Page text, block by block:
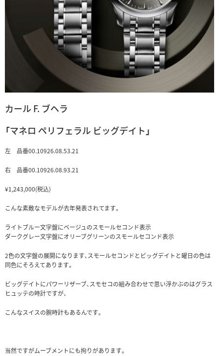
カール F. ブヘラ
「マネロ ペリフェラル ビッグデイト」
左 品番00.10926.08.53.21
右 品番00.10926.08.93.21
¥1,243,000(税込)
こんな素敵なモデルが去年発表されてます。
ライトブルー文字盤にベージュのスモールセコンド表示
ダークグレー文字盤にオリーブグリーンのスモールセコンド表示
2色の文字盤の展開になります、スモールセコンドとビッグデイトと曜日の色は
同色にそろえてあります。
ビッグデイトにパワーリザーブ、スモセコの組み合わせで思い浮かぶのはグラス
ヒュッテの時計ですが、
こんなスイスの腕時計もあるんです。
当然ですがムーブメントにも拘りがあります。